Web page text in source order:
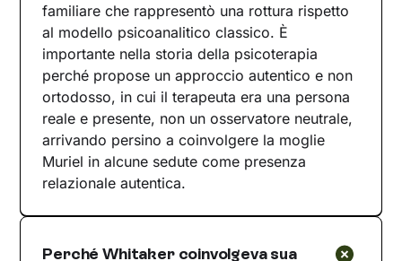
familiare che rappresentò una rottura rispetto
al modello psicoanalitico classico. È
importante nella storia della psicoterapia
perché propose un approccio autentico e non
ortodosso, in cui il terapeuta era una persona
reale e presente, non un osservatore neutrale,
arrivando persino a coinvolgere la moglie
Muriel in alcune sedute come presenza
relazionale autentica.
Perché Whitaker coinvolgeva sua